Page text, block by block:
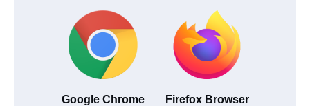
Google Chrome Firefox Browser